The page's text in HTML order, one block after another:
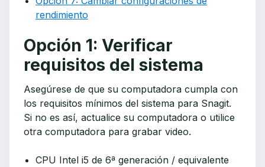
rendimiento
Opción 1: Verificar
requisitos del sistema
Asegúrese de que su computadora cumpla con
los requisitos mínimos del sistema para Snagit.
Si no es así, actualice su computadora o utilice
otra computadora para grabar video.
CPU Intel i5 de 6ª generación / equivalente